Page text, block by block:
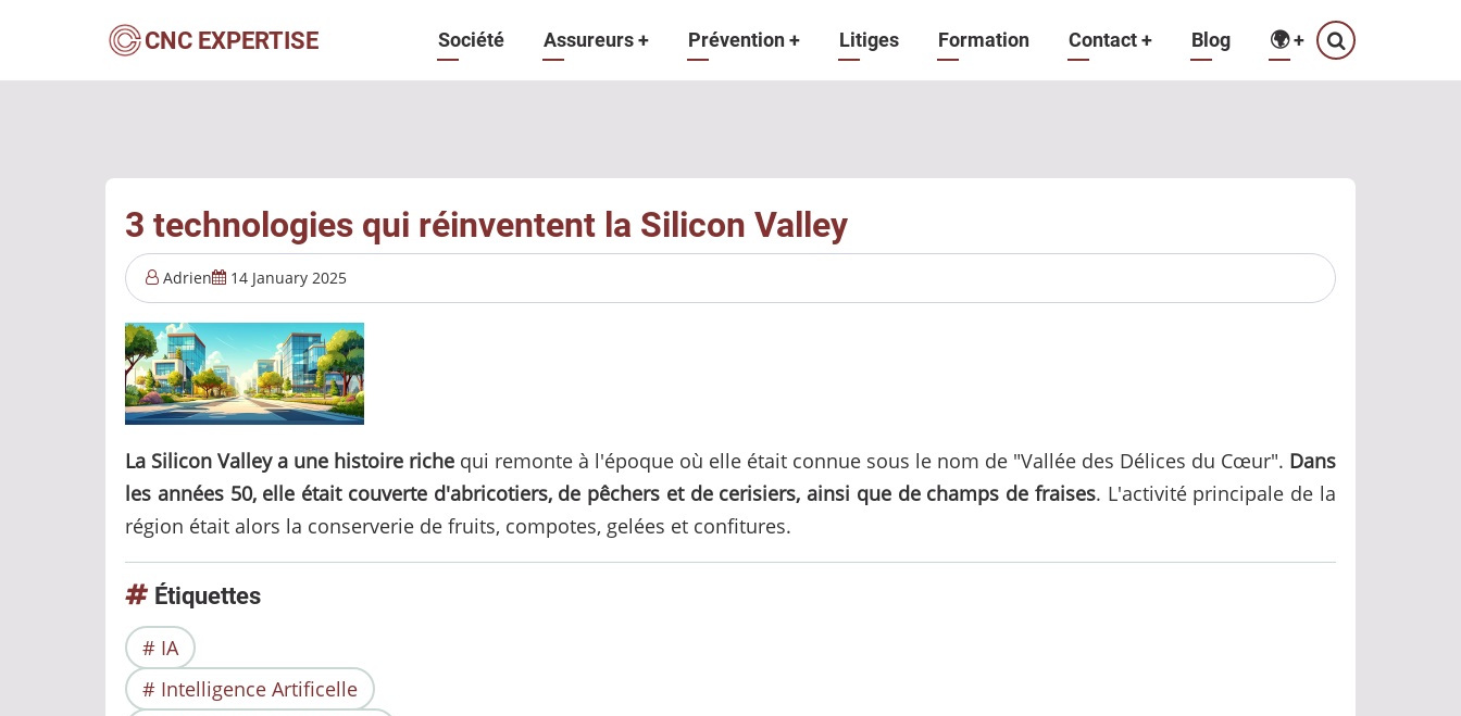
contenu
CNC EXPERTISE
Navigation
Société Assureurs+ Prévention+ Litiges Formation Contact+ Blog 🌍+
3 technologies qui réinventent la Silicon Valley
Adrien 14 January 2025
La Silicon Valley a une histoire riche qui remonte à l'époque où elle était connue sous le nom de "Vallée des Délices du Cœur". Dans
les années 50, elle était couverte d'abricotiers, de pêchers et de cerisiers, ainsi que de champs de fraises. L'activité principale de la
région était alors la conserverie de fruits, compotes, gelées et confitures.
Étiquettes
IA
Intelligence Artificelle